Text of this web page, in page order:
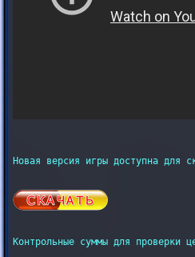
Новая версия игры доступна для
Контрольные суммы для проверки